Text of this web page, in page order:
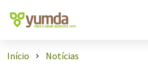
Início Notícias